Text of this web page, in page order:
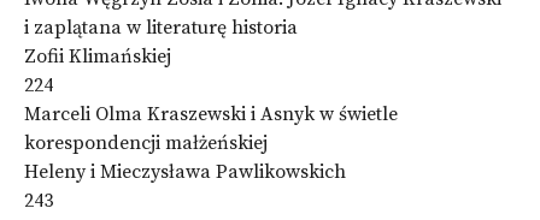
i zaplątana w literaturę historia
Zofii Klimańskiej
224
Marceli Olma Kraszewski i Asnyk w świetle
korespondencji małżeńskiej
Heleny i Mieczysława Pawlikowskich
243